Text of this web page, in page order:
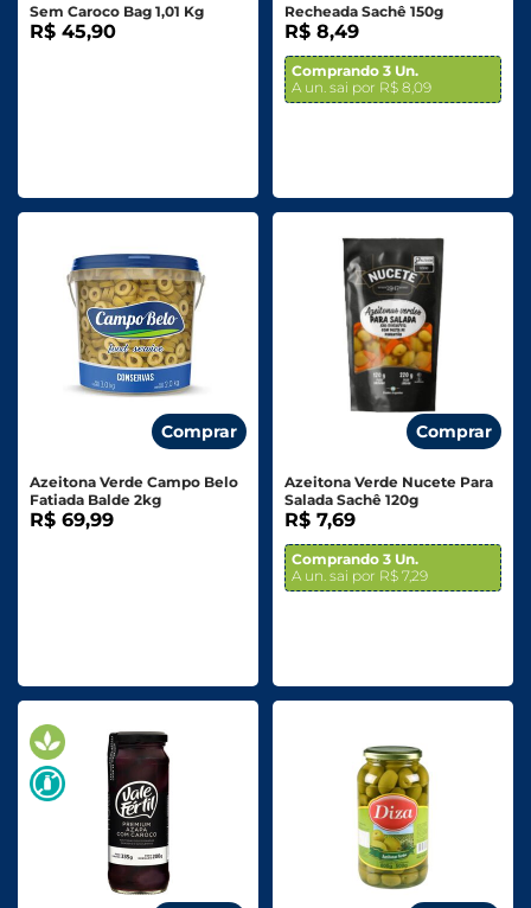
Sem Caroco Bag 1,01 Kg
R$ 45,90
Recheada Sachê 150g
R$ 8,49
Comprando 3 Un.
A un. sai por R$ 8,09
Comprar
Azeitona Verde Campo Belo
Fatiada Balde 2kg
R$ 69,99
Comprar
Azeitona Verde Nucete Para
Salada Sachê 120g
R$ 7,69
Comprando 3 Un.
A un. sai por R$ 7,29